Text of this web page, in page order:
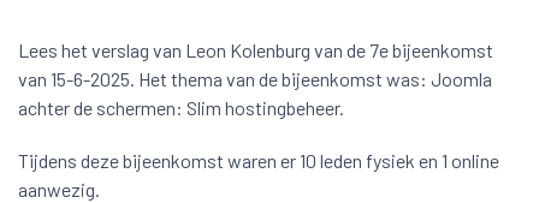
Lees het verslag van Leon Kolenburg van de 7e bijeenkomst
van 15-6-2025. Het thema van de bijeenkomst was: Joomla
achter de schermen: Slim hostingbeheer.
Tijdens deze bijeenkomst waren er 10 leden fysiek en 1 online
aanwezig.